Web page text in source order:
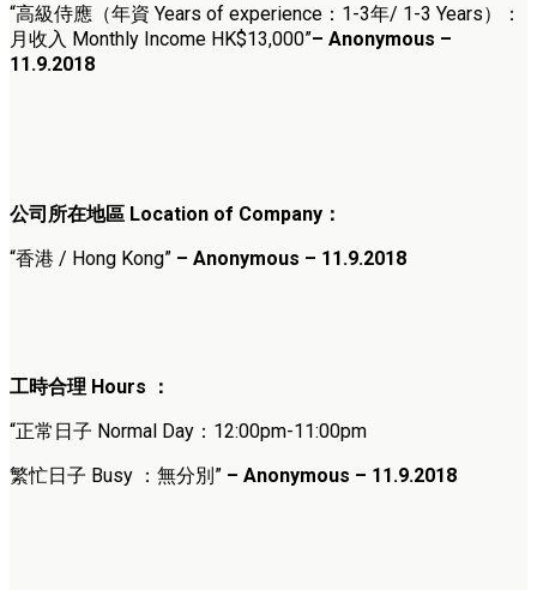
“高級侍應（年資 Years of experience：1-3年/ 1-3 Years）：
月收入 Monthly Income HK$13,000”– Anonymous –
11.9.2018
公司所在地區 Location of Company：
“香港 / Hong Kong” – Anonymous – 11.9.2018
工時合理 Hours ：
“正常日子 Normal Day：12:00pm-11:00pm
繁忙日子 Busy ：無分別” – Anonymous – 11.9.2018